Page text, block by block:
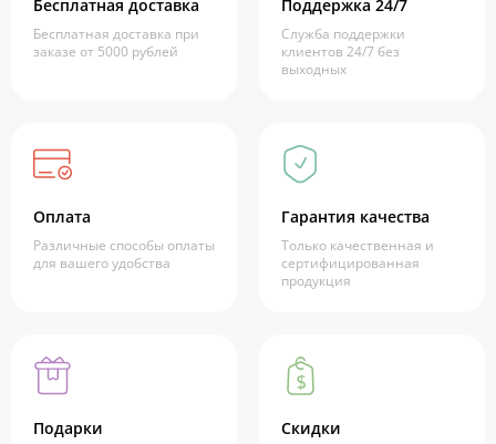
Бесплатная доставка
Бесплатная доставка при
заказе от 5000 рублей
Поддержка 24/7
Служба поддержки
клиентов 24/7 без
выходных
Оплата
Различные способы оплаты
для вашего удобства
Гарантия качества
Только качественная и
сертифицированная
продукция
Подарки Скидки